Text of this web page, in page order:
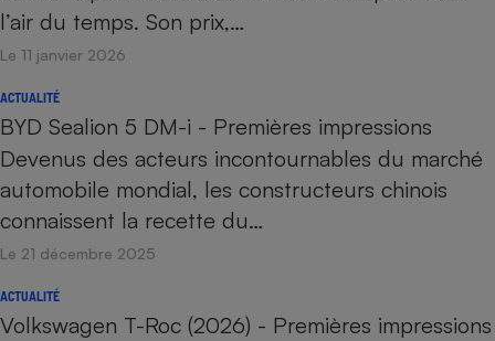
l’air du temps. Son prix,…
Le 11 janvier 2026
ACTUALITÉ
BYD Sealion 5 DM-i - Premières impressions
Devenus des acteurs incontournables du marché
automobile mondial, les constructeurs chinois
connaissent la recette du…
Le 21 décembre 2025
ACTUALITÉ
Volkswagen T-Roc (2026) - Premières impressions